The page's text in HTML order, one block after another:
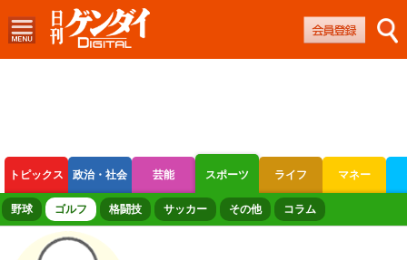
トピックス 政治・社会 芸能 スポーツ ライフ マネー
ボートレース 競輪 オートレース
野球 ゴルフ 格闘技 サッカー その他 コラム